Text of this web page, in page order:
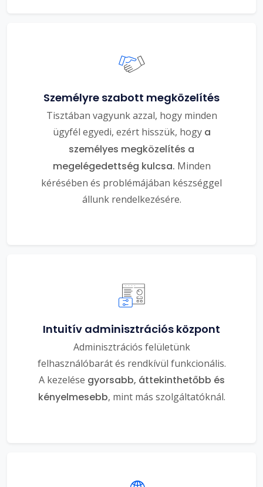
Személyre szabott megközelítés
Tisztában vagyunk azzal, hogy minden
ügyfél egyedi, ezért hisszük, hogy a
személyes megközelítés a
megelégedettség kulcsa. Minden
kérésében és problémájában készséggel
állunk rendelkezésére.
Intuitív adminisztrációs központ
Adminisztrációs felületünk
felhasználóbarát és rendkívül funkcionális.
A kezelése gyorsabb, áttekinthetőbb és
kényelmesebb, mint más szolgáltatóknál.